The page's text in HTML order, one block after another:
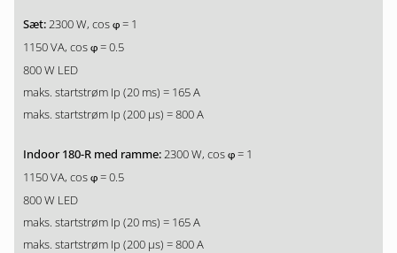
2300 W, cos φ = 1
1150 VA, cos φ = 0.5
800 W LED
maks. startstrøm Ip (20 ms) = 165 A
maks. startstrøm Ip (200 µs) = 800 A
2300 W, cos φ = 1
1150 VA, cos φ = 0.5
800 W LED
maks. startstrøm Ip (20 ms) = 165 A
maks. startstrøm Ip (200 µs) = 800 A